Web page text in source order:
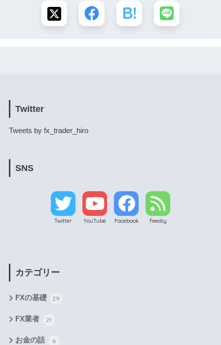
Twitter
Tweets by fx_trader_hiro
SNS
Twitter YouTube Facebook Feedly
カテゴリー
FXの基礎 29
FX業者 21
お金の話 6